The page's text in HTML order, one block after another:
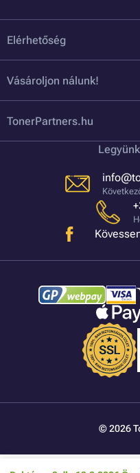
Elérhetőség
Vásároljon nálunk!
TonerPartners.hu
© 2026